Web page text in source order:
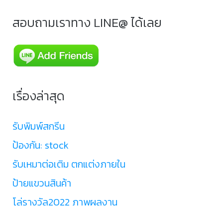
สอบถามเราทาง LINE@ ได้เลย
เรื่องล่าสุด
รับพิมพ์สกรีน
ป้องกัน: stock
รับเหมาต่อเติม ตกแต่งภายใน
ป้ายแขวนสินค้า
โล่รางวัล2022 ภาพผลงาน